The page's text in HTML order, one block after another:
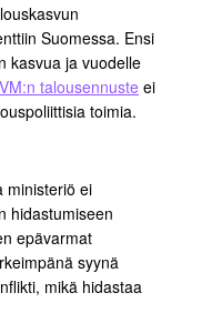
Suomessa. Ensi
kasvua ja vuodelle
VM:n talousennuste ei
toimia.
ministeriö ei
hidastumiseen
epävarmat
syynä
mikä hidastaa